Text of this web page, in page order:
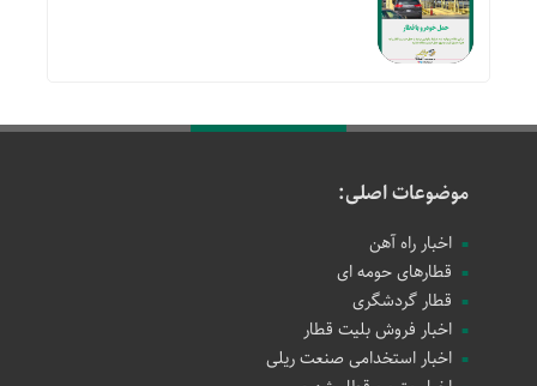
موضوعات اصلی:
اخبار راه آهن
قطارهای حومه ای
قطار گردشگری
اخبار فروش بلیت قطار
اخبار استخدامی صنعت ریلی